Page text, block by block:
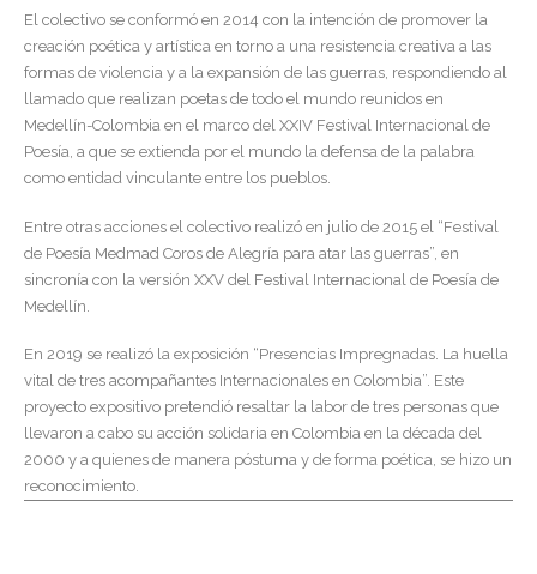
El colectivo se conformó en 2014 con la intención de promover la
creación poética y artística en torno a una resistencia creativa a las
formas de violencia y a la expansión de las guerras, respondiendo al
llamado que realizan poetas de todo el mundo reunidos en
Medellín-Colombia en el marco del XXIV Festival Internacional de
Poesía, a que se extienda por el mundo la defensa de la palabra
como entidad vinculante entre los pueblos.
Entre otras acciones el colectivo realizó en julio de 2015 el “Festival
de Poesía Medmad Coros de Alegría para atar las guerras”, en
sincronía con la versión XXV del Festival Internacional de Poesía de
Medellín.
En 2019 se realizó la exposición “Presencias Impregnadas. La huella
vital de tres acompañantes Internacionales en Colombia”. Este
proyecto expositivo pretendió resaltar la labor de tres personas que
llevaron a cabo su acción solidaria en Colombia en la década del
2000 y a quienes de manera póstuma y de forma poética, se hizo un
reconocimiento.